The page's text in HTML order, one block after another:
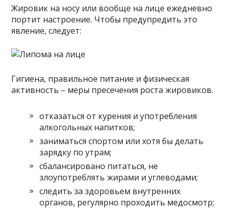
Жировик на носу или вообще на лице ежедневно
портит настроение. Чтобы предупредить это
явление, следует:
Гигиена, правильное питание и физическая
активность – меры пресечения роста жировиков.
отказаться от курения и употребления
алкогольных напитков;
заниматься спортом или хотя бы делать
зарядку по утрам;
сбалансировано питаться, не
злоупотреблять жирами и углеводами;
следить за здоровьем внутренних
органов, регулярно проходить медосмотр;